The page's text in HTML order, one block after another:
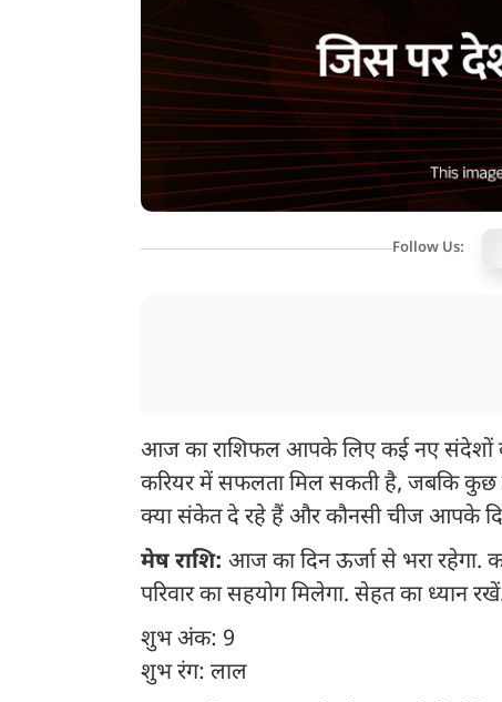
Follow Us:
आज का राशिफल आपके लिए कई नए संदेशों
करियर में सफलता मिल सकती है, जबकि कुछ
क्या संकेत दे रहे हैं और कौनसी चीज आपके
मेष राशि: आज का दिन ऊर्जा से भरा रहेगा.
परिवार का सहयोग मिलेगा. सेहत का ध्यान
शुभ अंक: 9
शुभ रंग: लाल